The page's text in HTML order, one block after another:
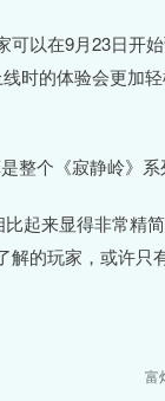
以在9月23日开
时的体验会更加轻
个《寂静岭》系
起来显得非常精
的玩家，或许只
富